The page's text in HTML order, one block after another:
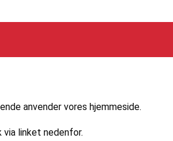
anvender vores hjemmeside.
linket nedenfor.